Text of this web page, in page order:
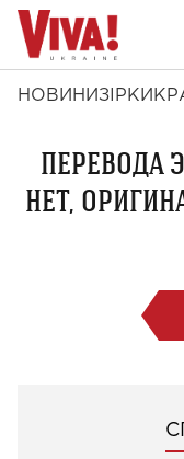
НОВИНИ ЗІРКИ
ПЕРЕВОДА
НЕТ,